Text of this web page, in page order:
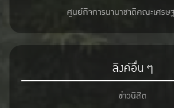
ศูนย์กิจการนานาชาติคณะเศรษ
ลิงค์อื่น ๆ
ข่าวนิสิต